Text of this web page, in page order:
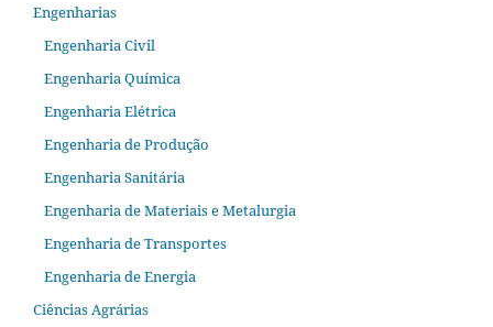
Engenharias
Engenharia Civil
Engenharia Química
Engenharia Elétrica
Engenharia de Produção
Engenharia Sanitária
Engenharia de Materiais e Metalurgia
Engenharia de Transportes
Engenharia de Energia
Ciências Agrárias